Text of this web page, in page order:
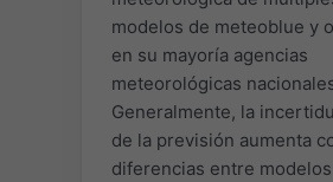
modelos de meteoblue y
en su mayoría agencias
meteorológicas
Generalmente, la
de la previsión aumenta
diferencias entre